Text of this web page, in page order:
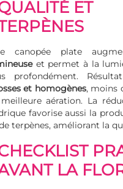
ET
canopée plate
et permet à la
profondément.
et homogènes, moins
aération. La
favorise aussi la
terpènes, améliorant la
LA